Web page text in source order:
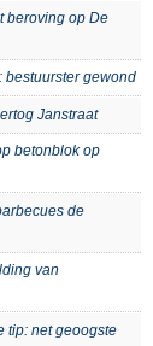
beroving op De
bestuurster gewond
Janstraat
betonblok op
de
van
tip: net geoogste